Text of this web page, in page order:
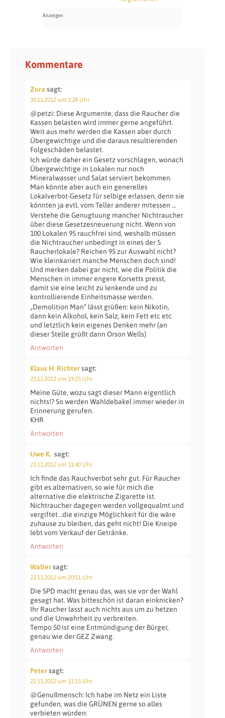
Kommentare
Zora sagt:
30.11.2012 um 1:28 Uhr
@petzi: Diese Argumente, dass die Raucher die
Kassen belasten wird immer gerne angeführt.
Weit aus mehr werden die Kassen aber durch
Übergewichtige und die daraus resultierenden
Folgeschäden belastet.
Ich würde daher ein Gesetz vorschlagen, wonach
Übergewichtige in Lokalen nur noch
Mineralwasser und Salat serviert bekommen.
Man könnte aber auch ein generelles
Lokalverbot-Gesetz für selbige erlassen, denn sie
könnten ja evtl. vom Teller anderer mitessen …
Verstehe die Genugtuung mancher Nichtraucher
über diese Gesetzesneuerung nicht. Wenn von
100 Lokalen 95 rauchfrei sind, weshalb müssen
die Nichtraucher unbedingt in eines der 5
Raucherlokale? Reichen 95 zur Auswahl nicht?
Wie kleinkariert manche Menschen doch sind!
Und merken dabei gar nicht, wie die Politik die
Menschen in immer engere Korsetts presst,
damit sie eine leicht zu lenkende und zu
kontrollierende Einheitsmasse werden.
„Demolition Man“ lässt grüßen: kein Nikotin,
dann kein Alkohol, kein Salz, kein Fett etc etc
und letztlich kein eigenes Denken mehr (an
dieser Stelle grüßt dann Orson Wells)
Antworten
Klaus H. Richtersagt:
23.11.2012 um 19:25 Uhr
Meine Güte, wozu sagt dieser Mann eigentlich
nichts!? So werden Wahldebakel immer wieder in
Erinnerung gerufen.
KHR
Antworten
Uwe K. sagt:
23.11.2012 um 11:40 Uhr
Ich finde das Rauchverbot sehr gut. Für Raucher
gibt es alternativen, so wie für mich die
alternative die elektrische Zigarette ist.
Nichtraucher dagegen werden vollgequalmt und
vergiftet ..die einzige Möglichkeit für die wäre
zuhause zu bleiben, das geht nicht! Die Kneipe
lebt vom Verkauf der Getränke.
Antworten
Waltersagt:
22.11.2012 um 20:51 Uhr
Die SPD macht genau das, was sie vor der Wahl
gesagt hat. Was bitteschön ist daran einknicken?
Ihr Raucher lasst auch nichts aus um zu hetzen
und die Unwahrheit zu verbreiten.
Tempo 50 ist eine Entmündigung der Bürger,
genau wie der GEZ Zwang.
Antworten
Petersagt:
22.11.2012 um 11:15 Uhr
@Genußmensch: Ich habe im Netz ein Liste
gefunden, was die GRÜNEN gerne so alles
verbieten würden: